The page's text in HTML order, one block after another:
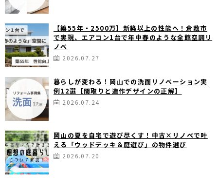
【築55年・2500万】新築以上の性能へ！倉敷市
で実現、エアコン1台で年中春のような全館空調リ
ノベ
2026.07.27
暮らしが変わる！岡山での洗面リノベーション実
例12選【間取りと造作デザインの正解】
2026.07.24
岡山の夏を自宅で遊び尽くす！中古×リノベで叶
える「ウッドデッキ＆庭遊び」の物件選び
2026.07.20